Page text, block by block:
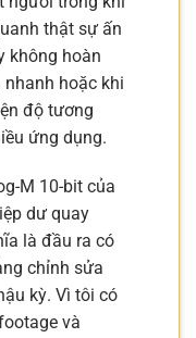
thật sự ấn
không hoàn
nhanh hoặc khi
độ tương
ứng dụng.
M 10-bit của
dư quay
là đầu ra có
chỉnh sửa
kỳ. Vì tôi có
và